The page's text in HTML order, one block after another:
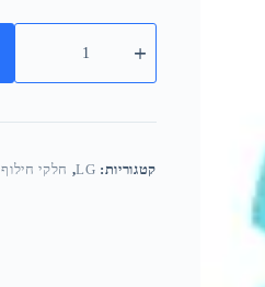
קטגוריות: LG
, חלקי חילוף G2 D800